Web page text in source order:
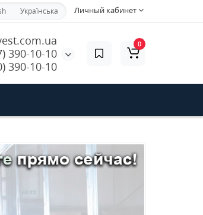
Личный кабинет
Українська
390-10-10
390-10-10
0